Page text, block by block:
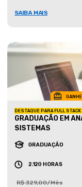
SAIBA MAIS
DESTAQUE PARA FULL
GRADUAÇÃO EM
SISTEMAS
GRADUAÇÃO
2.120 HORAS
R$ 329,00/Mês